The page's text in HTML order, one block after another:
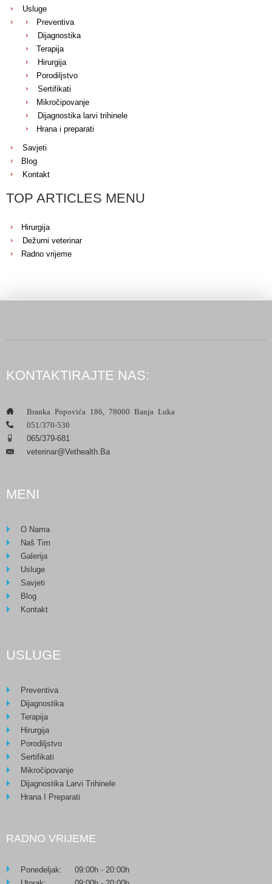
Usluge
Preventiva
Dijagnostika
Terapija
Hirurgija
Porodiljstvo
Sertifikati
Mikročipovanje
Dijagnostika larvi trihinele
Hrana i preparati
Savjeti
Blog
Kontakt
TOP ARTICLES MENU
Hirurgija
Dežurni veterinar
Radno vrijeme
KONTAKTIRAJTE NAS:
Branka Popovića 186, 78000 Banja Luka
051/370-530
065/379-681
Veterinar@vethealth.ba
MENI
O Nama
Naš Tim
Galerija
Usluge
Savjeti
Blog
Kontakt
USLUGE
Preventiva
Dijagnostika
Terapija
Hirurgija
Porodiljstvo
Sertifikati
Mikročipovanje
Dijagnostika Larvi Trihinele
Hrana I Preparati
RADNO VRIJEME
Ponedeljak:
09:00h - 20:00h